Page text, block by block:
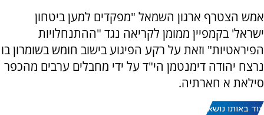
אמש הצטרף ארגון השמאל "מפקדים למען ביטחון
ישראל' בקמפיין ממומן לקריאה נגד "ההתנחלויות
הפיראטיות" וזאת על רקע הפיגוע בישוב חומש בשומרון בו
נרצח יהודה דימנטמן הי"ד על ידי מחבלים ערבים מהכפר
סילאת א חארתיה.
עוד באותו נושא: